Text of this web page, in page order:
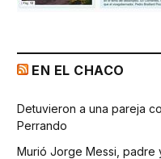
EN EL CHACO
Detuvieron a una pareja
Perrando
Murió Jorge Messi, padre